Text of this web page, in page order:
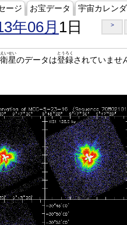
ージ お宝データ 宇宙カレン
年06月 1日 >
衛星
えいせい
のデータは登録
とうろく
されていませ